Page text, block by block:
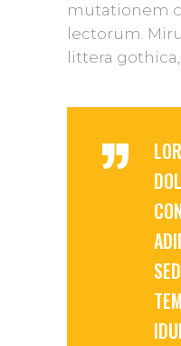
mutationem
lectorum.
littera
”